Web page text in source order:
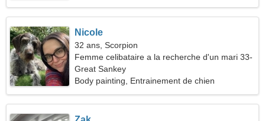
Nicole
32 ans, Scorpion
Femme celibataire a la recherche d'un mari 33-
42
Great Sankey
Body painting, Entrainement de chien